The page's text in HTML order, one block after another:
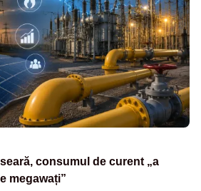
consumul de curent „a
megawați”